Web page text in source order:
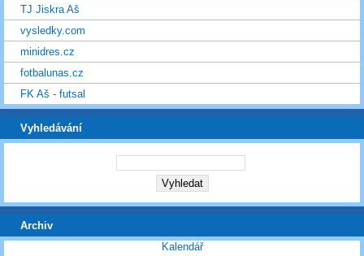
TJ Jiskra Aš
vysledky.com
minidres.cz
fotbalunas.cz
FK Aš - futsal
Vyhledávání
Archiv
Kalendář